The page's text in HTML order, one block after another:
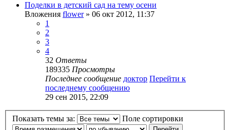
Поделки в детский сад на тему осени
Вложения flower» 06 окт 2012, 11:37
1
2
3
4
32 Ответы
189335 Просмотры
Последнее сообщение доктор Перейти к
последнему сообщению
29 сен 2015, 22:09
Показать темы за: Поле сортировки